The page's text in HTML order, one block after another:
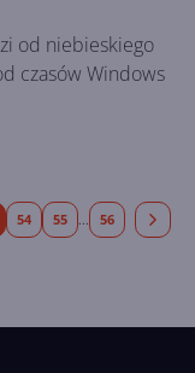
od niebieskiego
czasów Windows
54 55 ... 56